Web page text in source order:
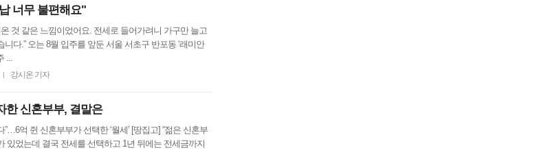
너무 불편해요"
것 같은 느낌이었어요. 전세로 들어가려니 가구만 늘고
다.” 오는 8월 입주를 앞둔 서울 서초구 반포동 ‘래미안
...
| 강시온 기자
한 신혼부부, 결말은
억 쥔 신혼부부가 선택한 ‘월세’ [땅집고] “젊은 신혼부
있었는데 결국 전세를 선택하고 1년 뒤에는 전세금까지